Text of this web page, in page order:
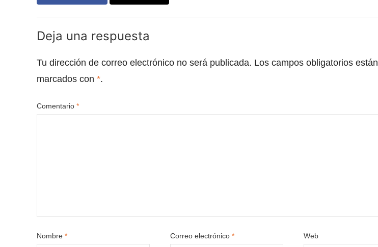
Deja una respuesta
Tu dirección de correo electrónico no será publicada. Los campos obligatorios están
marcados con *.
Comentario *
Nombre * Correo electrónico* Web